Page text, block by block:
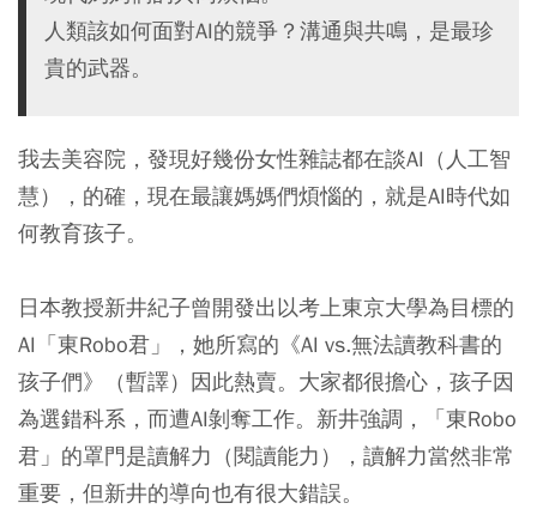
人類該如何面對AI的競爭？溝通與共鳴，是最珍
貴的武器。
我去美容院，發現好幾份女性雜誌都在談AI（人工智
慧），的確，現在最讓媽媽們煩惱的，就是AI時代如
何教育孩子。
日本教授新井紀子曾開發出以考上東京大學為目標的
AI「東Robo君」，她所寫的《AI vs.無法讀教科書的
孩子們》（暫譯）因此熱賣。大家都很擔心，孩子因
為選錯科系，而遭AI剝奪工作。新井強調，「東Robo
君」的罩門是讀解力（閱讀能力），讀解力當然非常
重要，但新井的導向也有很大錯誤。